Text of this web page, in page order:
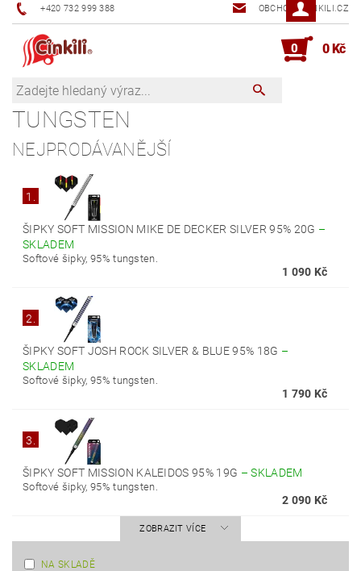
+420 732 999 388 OBCHOD@CINKILI.CZ
0 0 Kč
TUNGSTEN
NEJPRODÁVANĚJŠÍ
1.
ŠIPKY SOFT MISSION MIKE DE DECKER SILVER 95% 20G –
SKLADEM
Softové šipky, 95% tungsten.
1 090 Kč
2.
ŠIPKY SOFT JOSH ROCK SILVER & BLUE 95% 18G –
SKLADEM
Softové šipky, 95% tungsten.
1 790 Kč
3.
ŠIPKY SOFT MISSION KALEIDOS 95% 19G –SKLADEM
Softové šipky, 95% tungsten.
2 090 Kč
ZOBRAZIT VÍCE
NA SKLADĚ